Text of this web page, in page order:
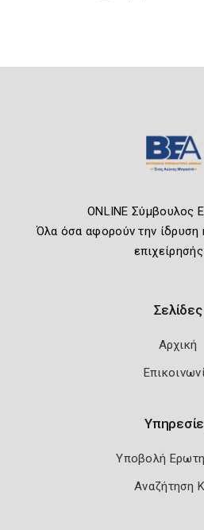
ONLINE Σύμβουλος
Όλα όσα αφορούν την ίδρυση
Σελίδες
Αρχική
Υποβολή
Αναζήτηση